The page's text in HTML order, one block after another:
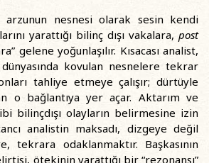
nesnesi olarak sesin kendi
yarattığı bilinç dışı vakalara, post
gelene yoğunlaşılır. Kısacası analist,
kovulan nesnelere tekrar
tahliye etmeye çalışır; dürtüyle
o bağlantıya yer açar. Aktarım ve
bilinçdışı olayların belirmesine izin
analistin maksadı, dizgeye değil
tekrara odaklanmaktır. Başkasının
ötekinin yarattığı bir “rezonansı”